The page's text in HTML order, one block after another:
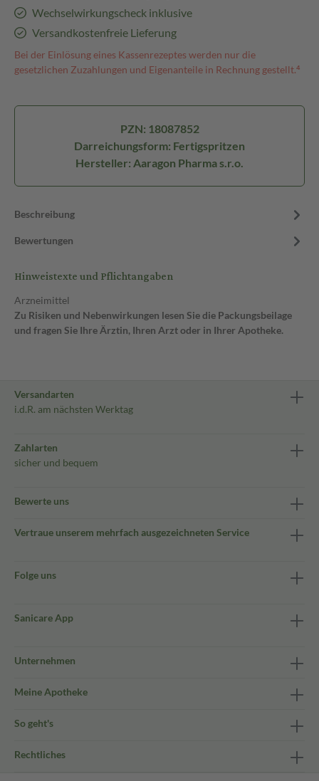
Wechselwirkungscheck inklusive
Versandkostenfreie Lieferung
Bei der Einlösung eines Kassenrezeptes werden nur die
gesetzlichen Zuzahlungen und Eigenanteile in Rechnung gestellt.⁴
PZN: 18087852
Darreichungsform: Fertigspritzen
Hersteller: Aaragon Pharma s.r.o.
Beschreibung
Bewertungen
Hinweistexte und Pflichtangaben
Arzneimittel
Zu Risiken und Nebenwirkungen lesen Sie die Packungsbeilage
und fragen Sie Ihre Ärztin, Ihren Arzt oder in Ihrer Apotheke.
Versandarten
i.d.R. am nächsten Werktag
Zahlarten
sicher und bequem
Bewerte uns
Vertraue unserem mehrfach ausgezeichneten Service
Folge uns
Sanicare App
Unternehmen
Meine Apotheke
So geht's
Rechtliches